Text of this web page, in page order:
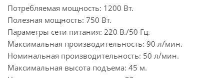
Потребляемая мощность: 1200 Вт.
Полезная мощность: 750 Вт.
Параметры сети питания: 220 В./50 Гц.
Максимальная производительность: 90 л/мин.
Номинальная производительность: 50 л/мин.
Максимальная высота подъема: 45 м.